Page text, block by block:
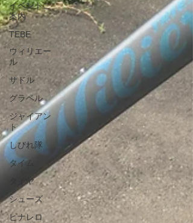
イベントご
案内
TEBE
ウィリエー
ル
サドル
グラベル
ジャイアン
ト
しびれ隊
タイム
タイヤ
シューズ
ピナレロ